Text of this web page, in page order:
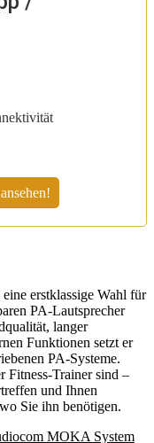
erstklassige Wahl für
PA-Lautsprecher
langer
Funktionen setzt er
PA-Systeme.
Fitness-Trainer sind –
und Ihnen
Sie ihn benötigen.
MOKA System